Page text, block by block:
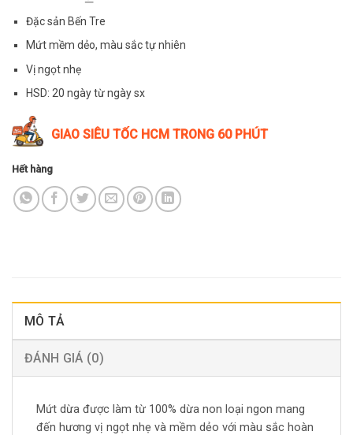
là:
115.000₫.là:
Đặc sản Bến Tre
Mứt mềm dẻo, màu sắc tự nhiên
Vị ngọt nhẹ
HSD: 20 ngày từ ngày sx
GIAO SIÊU TỐC HCM TRONG 60 PHÚT
Hết hàng
MÔ TẢ
ĐÁNH GIÁ (0)
Mứt dừa được làm từ 100% dừa non loại ngon mang
đến hương vị ngọt nhẹ và mềm dẻo với màu sắc hoàn